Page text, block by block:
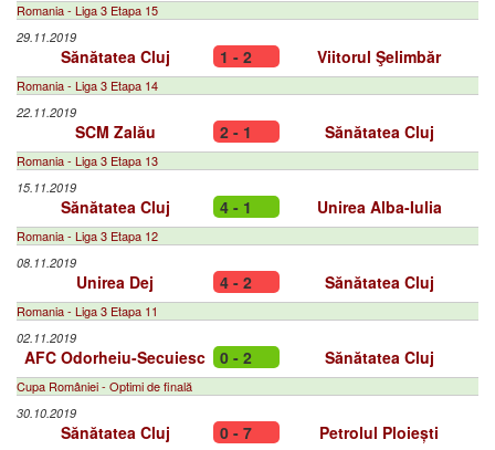
Romania - Liga 3 Etapa 15
29.11.2019
Sănătatea Cluj 1 - 2 Viitorul Şelimbăr
Romania - Liga 3 Etapa 14
22.11.2019
SCM Zalău 2 - 1 Sănătatea Cluj
Romania - Liga 3 Etapa 13
15.11.2019
Sănătatea Cluj 4 - 1 Unirea Alba-Iulia
Romania - Liga 3 Etapa 12
08.11.2019
Unirea Dej 4 - 2 Sănătatea Cluj
Romania - Liga 3 Etapa 11
02.11.2019
AFC Odorheiu-Secuiesc 0 - 2 Sănătatea Cluj
Cupa României - Optimi de finală
30.10.2019
Sănătatea Cluj 0 - 7 Petrolul Ploiești